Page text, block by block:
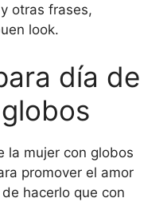
otras frases,
look.
día de
promover el amor
hacerlo que con